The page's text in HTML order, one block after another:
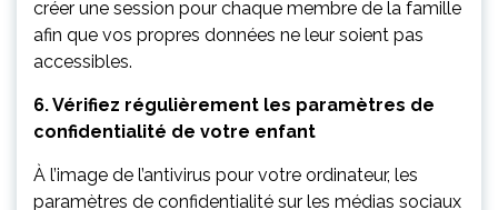
créer une session pour chaque membre de la famille
afin que vos propres données ne leur soient pas
accessibles.
6. Vérifiez régulièrement les paramètres de
confidentialité de votre enfant
À l’image de l’antivirus pour votre ordinateur, les
paramètres de confidentialité sur les médias sociaux